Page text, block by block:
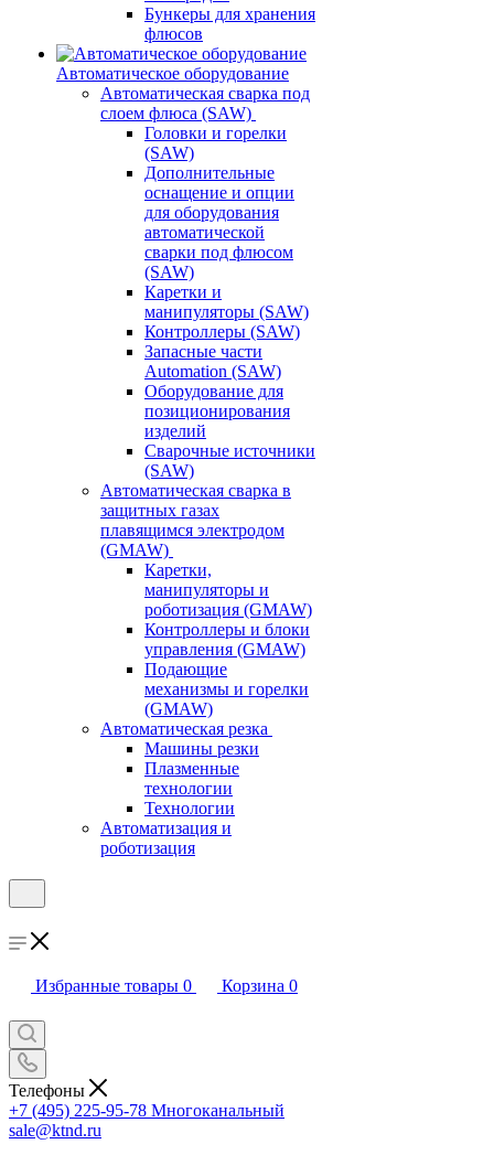
Бункеры для хранения
флюсов
Автоматическое оборудование
Автоматическая сварка под
слоем флюса (SAW)
Головки и горелки
(SAW)
Дополнительные
оснащение и опции
для оборудования
автоматической
сварки под флюсом
(SAW)
Каретки и
манипуляторы (SAW)
Контроллеры (SAW)
Запасные части
Automation (SAW)
Оборудование для
позиционирования
изделий
Сварочные источники
(SAW)
Автоматическая сварка в
защитных газах
плавящимся электродом
(GMAW)
Каретки,
манипуляторы и
роботизация (GMAW)
Контроллеры и блоки
управления (GMAW)
Подающие
механизмы и горелки
(GMAW)
Автоматическая резка
Машины резки
Плазменные
технологии
Технологии
Автоматизация и
роботизация
Избранные товары 0 Корзина 0
Телефоны
+7 (495) 225-95-78 Многоканальный
sale@ktnd.ru